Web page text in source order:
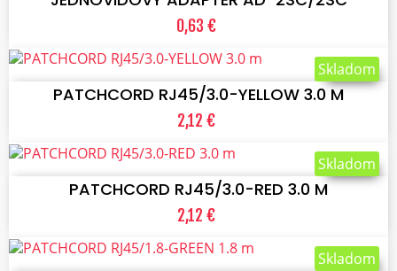
0,63 €
VLOŽIŤ DO KOŠÍKA
PATCHCORD RJ45/3.0-YELLOW 3.0 M
2,12 €
Skladom
VLOŽIŤ DO KOŠÍKA
PATCHCORD RJ45/3.0-RED 3.0 M
2,12 €
Skladom
VLOŽIŤ DO KOŠÍKA
Skladom